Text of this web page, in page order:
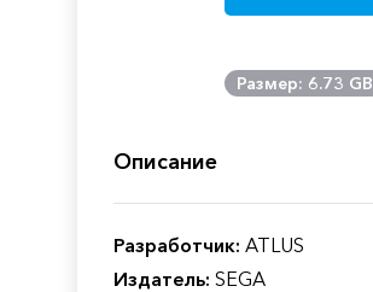
Размер: 6.73 GB
Описание
Разработчик: ATLUS
Издатель: SEGA